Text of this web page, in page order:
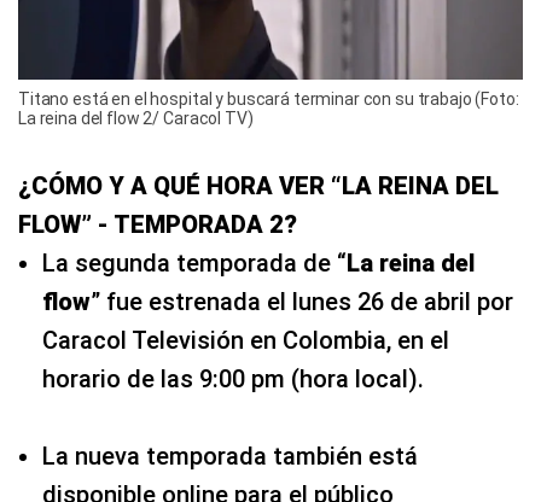
Titano está en el hospital y buscará terminar con su trabajo (Foto:
La reina del flow 2/ Caracol TV)
¿CÓMO Y A QUÉ HORA VER “LA REINA DEL
FLOW” - TEMPORADA 2?
La segunda temporada de “La reina del
flow” fue estrenada el lunes 26 de abril por
Caracol Televisión en Colombia, en el
horario de las 9:00 pm (hora local).
La nueva temporada también está
disponible online para el público